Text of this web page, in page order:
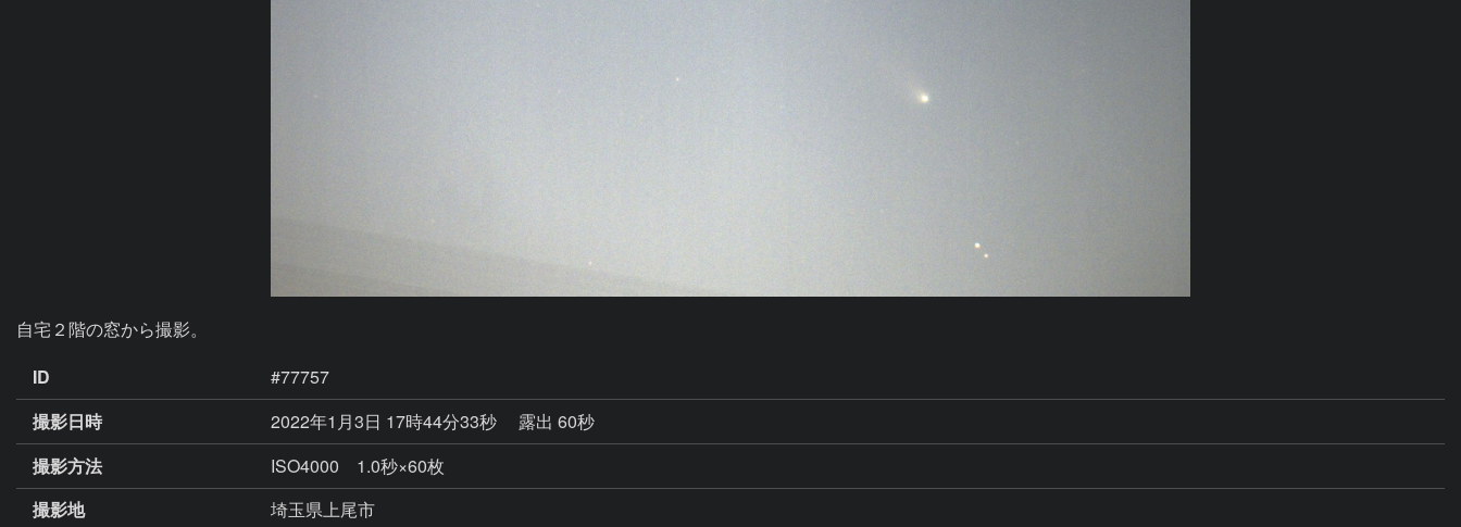
自宅２階の窓から撮影。
ID
#77757
撮影日時
2022年1月3日 17時44分33秒
露出 60秒
撮影方法
ISO4000 1.0秒×60枚
撮影地
埼玉県上尾市